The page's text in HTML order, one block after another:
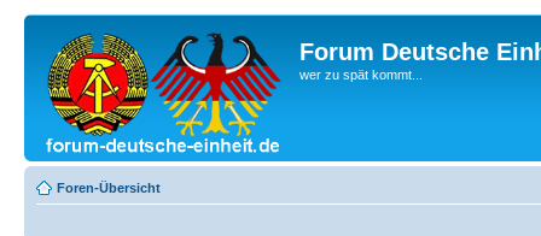
Forum Deutsche
wer zu spät kommt...
Foren-Übersicht